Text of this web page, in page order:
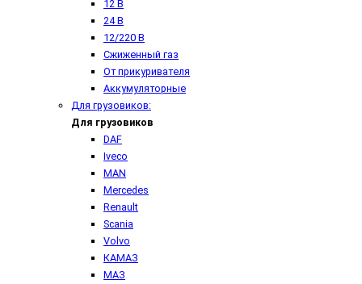
12 В
24 В
12/220 В
Сжиженный газ
От прикуривателя
Аккумуляторные
Для грузовиков:
Для грузовиков
DAF
Iveco
MAN
Mercedes
Renault
Scania
Volvo
КАМАЗ
МАЗ